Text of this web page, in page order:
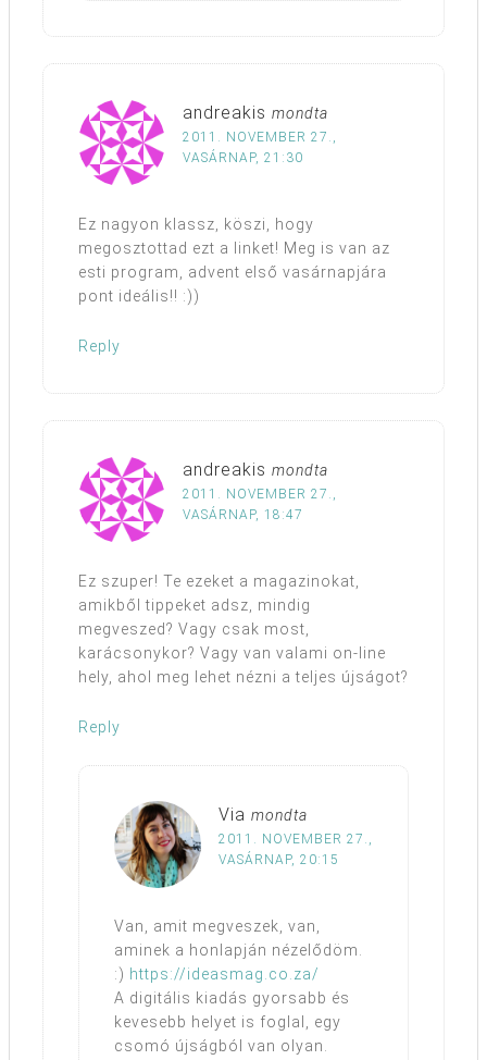
andreakis mondta
2011. NOVEMBER 27.,
VASÁRNAP, 21:30
Ez nagyon klassz, köszi, hogy
megosztottad ezt a linket! Meg is van az
esti program, advent első vasárnapjára
pont ideális!! :))
Reply
andreakis mondta
2011. NOVEMBER 27.,
VASÁRNAP, 18:47
Ez szuper! Te ezeket a magazinokat,
amikből tippeket adsz, mindig
megveszed? Vagy csak most,
karácsonykor? Vagy van valami on-line
hely, ahol meg lehet nézni a teljes újságot?
Reply
Via mondta
2011. NOVEMBER 27.,
VASÁRNAP, 20:15
Van, amit megveszek, van,
aminek a honlapján nézelődöm.
:) https://ideasmag.co.za/
A digitális kiadás gyorsabb és
kevesebb helyet is foglal, egy
csomó újságból van olyan.